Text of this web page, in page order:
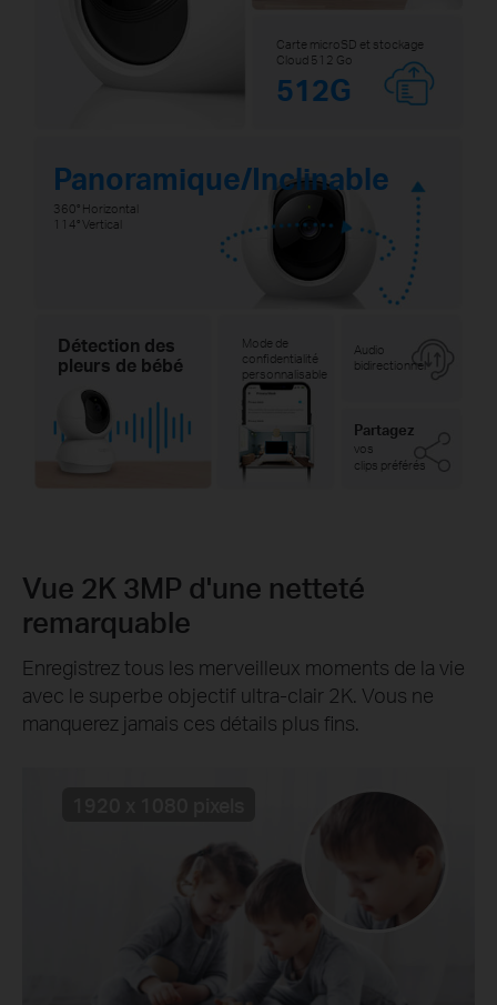
Carte microSD et stockage
Cloud 512 Go
512G
Panoramique/Inclinable
360° Horizontal
114° Vertical
Détection des
pleurs de bébé
Mode de
confidentialité
personnalisable
Audio
bidirectionnel
Partagez
vos
clips préférés
Vue 2K 3MP d'une netteté
remarquable
Enregistrez tous les merveilleux moments de la vie
avec le superbe objectif ultra-clair 2K. Vous ne
manquerez jamais ces détails plus fins.